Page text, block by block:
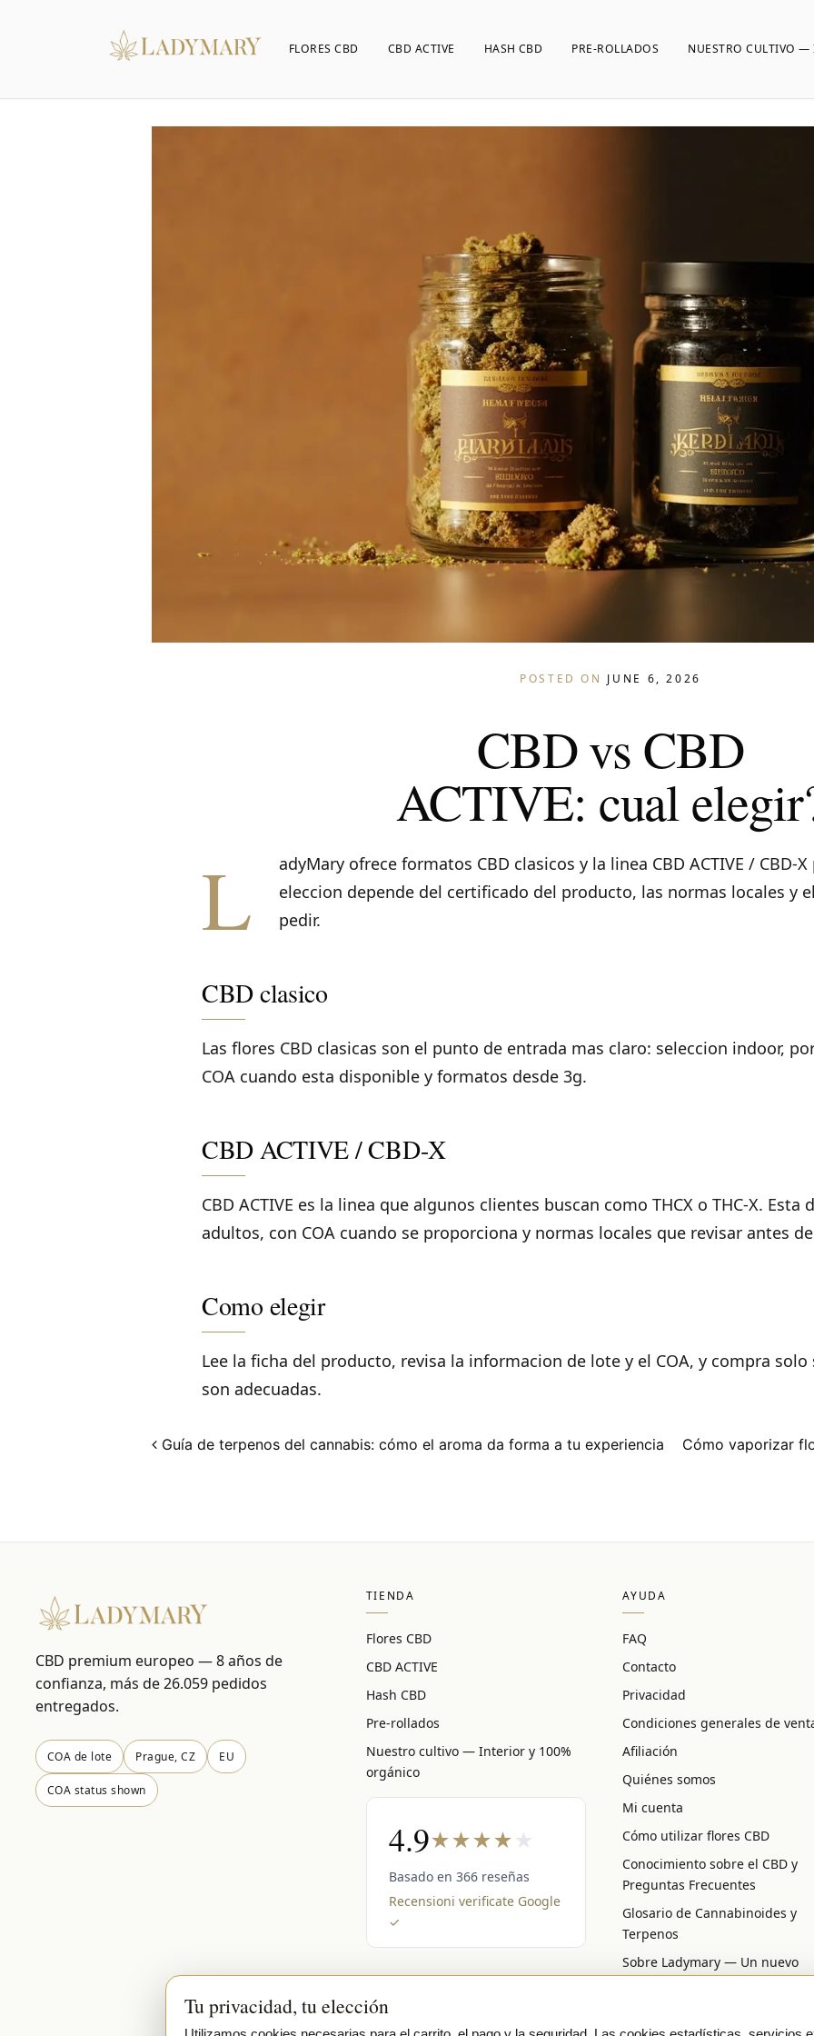
FLORES CBD CBD ACTIVE HASH CBD PRE-ROLLADOS NUESTRO CULTIVO
POSTED ON JUNE 6, 2026
CBD vs CBD
ACTIVE: cual
L
adyMary ofrece formatos CBD clasicos y la linea CBD ACTIVE / CBD-
eleccion depende del certificado del producto, las normas locales y
pedir.
CBD clasico
Las flores CBD clasicas son el punto de entrada mas claro: seleccion indoor,
COA cuando esta disponible y formatos desde 3g.
CBD ACTIVE / CBD-X
CBD ACTIVE es la linea que algunos clientes buscan como THCX o THC-X.
adultos, con COA cuando se proporciona y normas locales que revisar antes
Como elegir
Lee la ficha del producto, revisa la informacion de lote y el COA, y compra
son adecuadas.
Post navigation
Guía de terpenos del cannabis: cómo el aroma da forma a tu experiencia Cómo vaporizar
CBD premium europeo — 8 años de
confianza, más de 26.059 pedidos
entregados.
COA de lote Prague, CZ EU
COA status shown
TIENDA
Flores CBD
CBD ACTIVE
Hash CBD
Pre-rollados
Nuestro cultivo — Interior y 100%
orgánico
4.9★★★★★
Basado en 366 reseñas
Recensioni verificate Google
✓
AYUDA
FAQ
Contacto
Privacidad
Condiciones generales de
Afiliación
Quiénes somos
Mi cuenta
Cómo utilizar flores CBD
Conocimiento sobre el CBD y
Preguntas Frecuentes
Glosario de Cannabinoides y
Terpenos
Sobre Ladymary — Un nuevo
Tu privacidad, tu elección